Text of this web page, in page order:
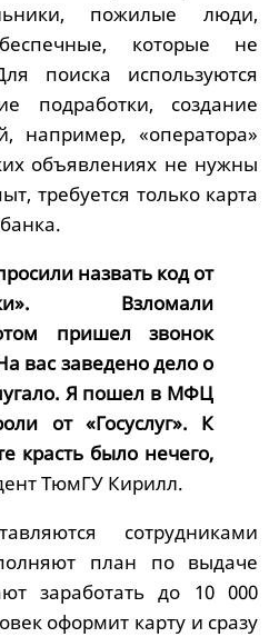
пожилые люди,
которые не
поиска используются
подработки, создание
например, «оператора»
объявлениях не нужны
требуется только карта
назвать код от
Взломали
пришел звонок
вас заведено дело о
Я пошел в МФЦ
от «Госуслуг». К
красть было нечего,
ТюмГУ Кирилл.
сотрудниками
план по выдаче
заработать до 10 000
оформит карту и сразу